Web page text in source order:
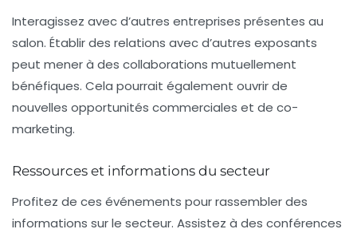
Interagissez avec d’autres entreprises présentes au
salon. Établir des relations avec d’autres exposants
peut mener à des collaborations mutuellement
bénéfiques. Cela pourrait également ouvrir de
nouvelles opportunités commerciales et de co-
marketing.
Ressources et informations du secteur
Profitez de ces événements pour rassembler des
informations sur le secteur. Assistez à des conférences